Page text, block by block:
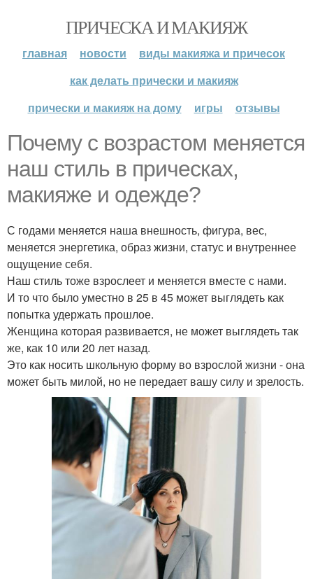
ПРИЧЕСКА И МАКИЯЖ
главная новости
виды макияжа и причесок
как делать прически и макияж
прически и макияж на дому
игры отзывы
Почему с возрастом меняется
наш стиль в прическах,
макияже и одежде?
С годами меняется наша внешность, фигура, вес,
меняется энергетика, образ жизни, статус и внутреннее
ощущение себя.
Наш стиль тоже взрослеет и меняется вместе с нами.
И то что было уместно в 25 в 45 может выглядеть как
попытка удержать прошлое.
Женщина которая развивается, не может выглядеть так
же, как 10 или 20 лет назад.
Это как носить школьную форму во взрослой жизни - она
может быть милой, но не передает вашу силу и зрелость.